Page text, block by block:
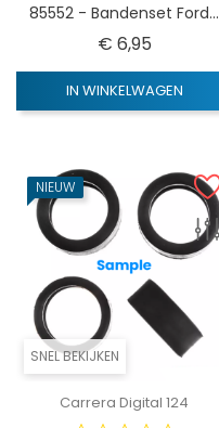
85552 - Bandenset Ford...
€ 6,95Prijs
IN WINKELWAGEN
SNEL BEKIJKEN
NIEUW
Carrera Digital 124